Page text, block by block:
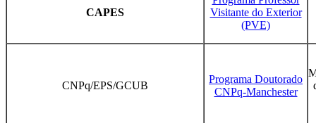
CAPES
Visitante do Exterior
(PVE)
CNPq/EPS/GCUB
Programa Doutorado
CNPq-Manchester